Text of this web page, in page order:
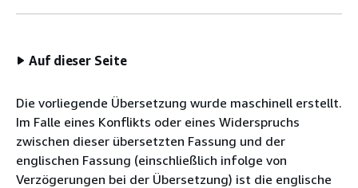
Auf dieser Seite
Die vorliegende Übersetzung wurde maschinell erstellt.
Im Falle eines Konflikts oder eines Widerspruchs
zwischen dieser übersetzten Fassung und der
englischen Fassung (einschließlich infolge von
Verzögerungen bei der Übersetzung) ist die englische